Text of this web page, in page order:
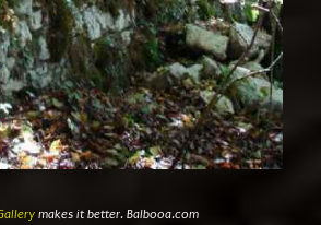
makes it better. Balbooa.com